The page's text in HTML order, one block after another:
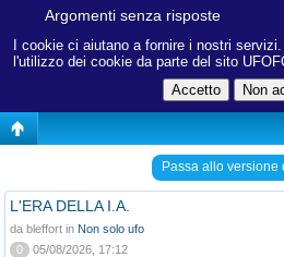
I cookie ci aiutano a fornire i nostri
l'utilizzo dei cookie da parte del sito
Argomenti senza risposte
Passa allo versione
L'ERA DELLA I.A.
da bleffort in Non solo ufo
0
05/08/2026, 17:12